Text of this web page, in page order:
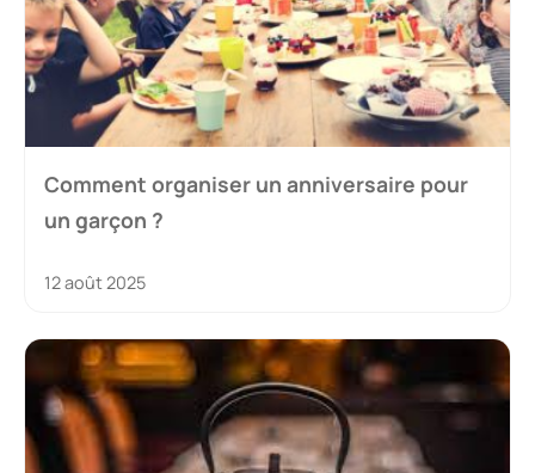
Comment organiser un anniversaire pour
un garçon ?
12 août 2025